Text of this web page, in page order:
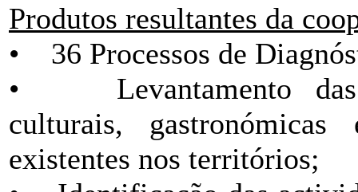
Produtos resultantes da
• 36 Processos de
• Levantamento das
culturais,
existentes nos territórios;